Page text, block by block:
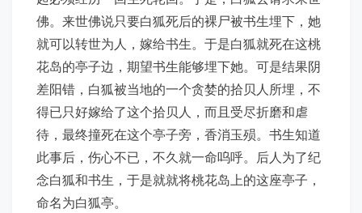
佛。来世佛说只要白狐死后的裸尸被书生埋下，她
就可以转世为人，嫁给书生。于是白狐就死在这桃
花岛的亭子边，期望书生能够埋下她。可是结果阴
差阳错，白狐被当地的一个贪婪的拾贝人所埋，不
得已只好嫁给了这个拾贝人，而且受尽折磨和虐
待，最终撞死在这个亭子旁，香消玉殒。书生知道
此事后，伤心不已，不久就一命呜呼。后人为了纪
念白狐和书生，于是就就将桃花岛上的这座亭子，
命名为白狐亭。